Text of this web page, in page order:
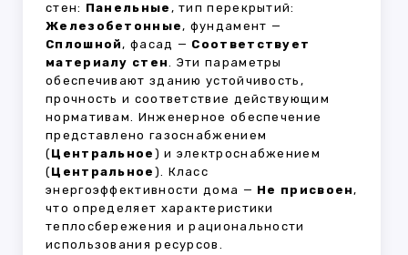
стен: Панельные , тип перекрытий:
Железобетонные, фундамент —
Сплошной, фасад — Соответствует
материалу стен. Эти параметры
обеспечивают зданию устойчивость,
прочность и соответствие действующим
нормативам. Инженерное обеспечение
представлено газоснабжением
(Центральное ) и электроснабжением
(Центральное ). Класс
энергоэффективности дома — Не присвоен,
что определяет характеристики
теплосбережения и рациональности
использования ресурсов.